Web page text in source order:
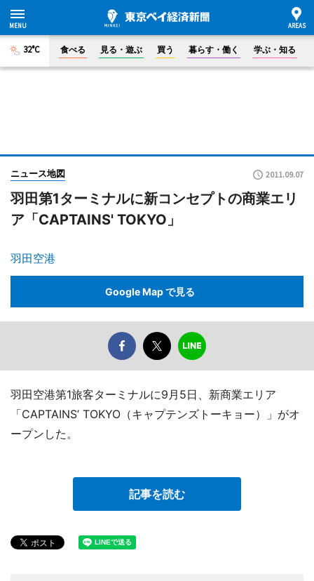
32°C 食べる 見る・遊ぶ 買う 暮らす・働く 学ぶ・知る
ニュース地図 2011.09.07
羽田第1ターミナルに新コンセプトの商業エリ
ア「CAPTAINS' TOKYO」
羽田空港
Google Map で見る
羽田空港第1旅客ターミナルに9月5日、新商業エリア
「CAPTAINS’ TOKYO（キャプテンズトーキョー）」がオ
ープンした。
記事を読む